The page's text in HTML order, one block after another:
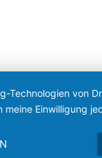
Technologien von
Einwilligung